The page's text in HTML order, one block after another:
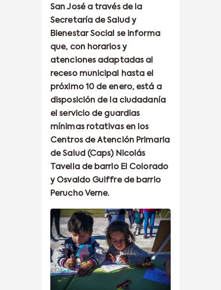
San José a través de la
Secretaría de Salud y
Bienestar Social se informa
que, con horarios y
atenciones adaptadas al
receso municipal hasta el
próximo 10 de enero, está a
disposición de la ciudadanía
el servicio de guardias
mínimas rotativas en los
Centros de Atención Primaria
de Salud (Caps) Nicolás
Tavella de barrio El Colorado
y Osvaldo Guiffre de barrio
Perucho Verne.